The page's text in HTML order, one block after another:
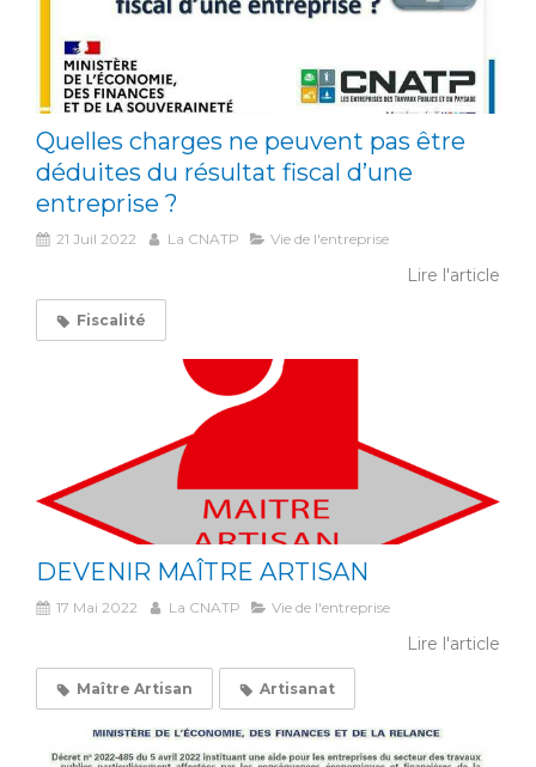
Quelles charges ne peuvent pas être
déduites du résultat fiscal d’une
entreprise ?
21 Juil 2022 La CNATP Vie de l'entreprise
Lire l'article
Fiscalité
DEVENIR MAÎTRE ARTISAN
17 Mai 2022 La CNATP Vie de l'entreprise
Lire l'article
Maître Artisan Artisanat